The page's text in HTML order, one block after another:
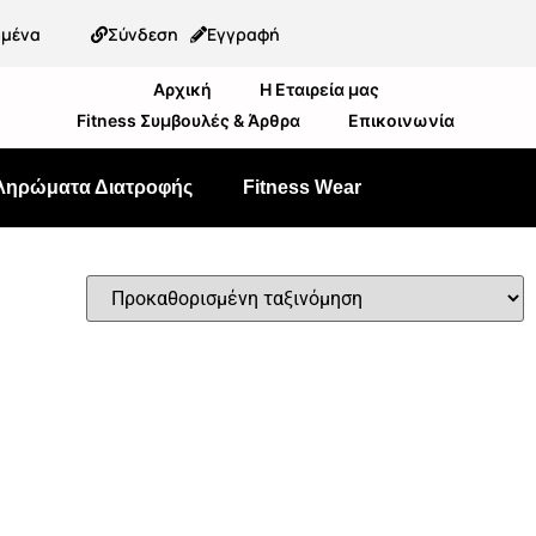
Σύνδεση Εγγραφή
Αρχική
Η Εταιρεία μας
Fitness Συμβουλές & Άρθρα
Επικοινωνία
Διατροφής Fitness Wear